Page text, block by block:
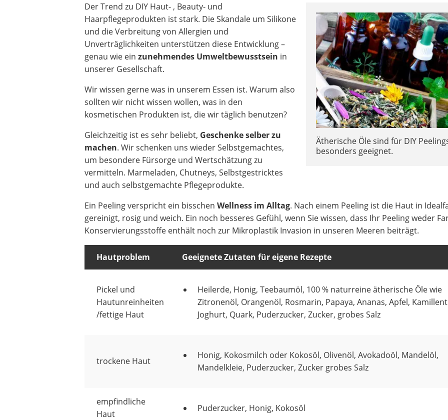
Ätherische Öle sind für DIY
besonders geeignet.
Der Trend zu DIY Haut- , Beauty- und
Haarpflegeprodukten ist stark. Die Skandale um Silikone
und die Verbreitung von Allergien und
Unverträglichkeiten unterstützen diese Entwicklung –
genau wie ein zunehmendes Umweltbewusstsein in
unserer Gesellschaft.
Wir wissen gerne was in unserem Essen ist. Warum also
sollten wir nicht wissen wollen, was in den
kosmetischen Produkten ist, die wir täglich benutzen?
Gleichzeitig ist es sehr beliebt, Geschenke selber zu
machen. Wir schenken uns wieder Selbstgemachtes,
um besondere Fürsorge und Wertschätzung zu
vermitteln. Marmeladen, Chutneys, Selbstgestricktes
und auch selbstgemachte Pflegeprodukte.
Ein Peeling verspricht ein bisschenWellness im Alltag. Nach einem Peeling ist die Haut in
gereinigt, rosig und weich. Ein noch besseres Gefühl, wenn Sie wissen, dass Ihr Peeling weder
Konservierungsstoffe enthält noch zur Mikroplastik Invasion in unseren Meeren beiträgt.
Hautproblem Geeignete Zutaten für eigene Rezepte
Pickel und
Hautunreinheiten
/fettige Haut
Heilerde, Honig, Teebaumöl, 100 % naturreine ätherische Öle wie
Zitronenöl, Orangenöl, Rosmarin, Papaya, Ananas, Apfel,
Joghurt, Quark, Puderzucker, Zucker, grobes Salz
trockene Haut
Honig, Kokosmilch oder Kokosöl, Olivenöl, Avokadoöl, Mandelöl,
Mandelkleie, Puderzucker, Zucker grobes Salz
empfindliche
Haut
Puderzucker, Honig, Kokosöl